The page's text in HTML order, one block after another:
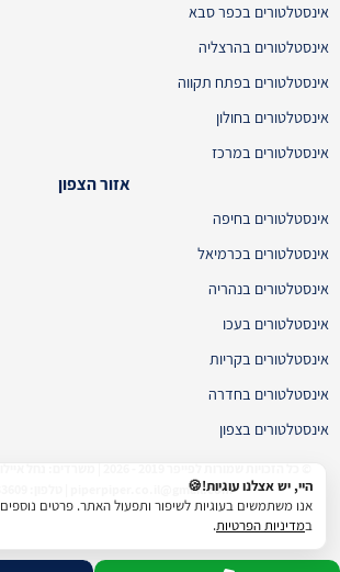
אינסטלטורים בכפר סבא
אינסטלטורים בהרצליה
אינסטלטורים בפתח תקווה
אינסטלטורים בחולון
אינסטלטורים במרכז
אזור הצפון
אינסטלטורים בחיפה
אינסטלטורים בכרמיאל
אינסטלטורים בנהריה
אינסטלטורים בעכו
אינסטלטורים בקריות
אינסטלטורים בחדרה
אינסטלטורים בצפון
piperpiper.co.il@gmail.com | טלפון: 077-3633609היי, יש אצלנו עוגיות!🍪
אנו משתמשים בעוגיות לשיפור ותפעול האתר. פרטים נוספים
במדיניות הפרטיות.